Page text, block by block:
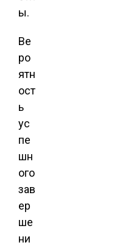
ы.
Ве
ро
ятн
ост
ь
ус
пе
шн
ого
зав
ер
ше
ни